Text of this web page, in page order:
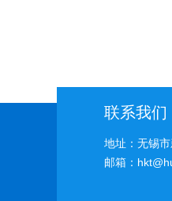
联系我们
地址：无锡
邮箱：